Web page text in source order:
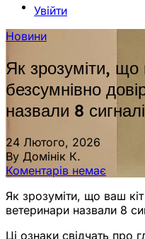
Увійти
Новини
Як зрозуміти, що
безсумнівно
назвали 8
24 Лютого, 2026
By Домінік К.
Коментарів немає
Як зрозуміти, що ваш
ветеринари назвали 8
Ці ознаки свідчать про